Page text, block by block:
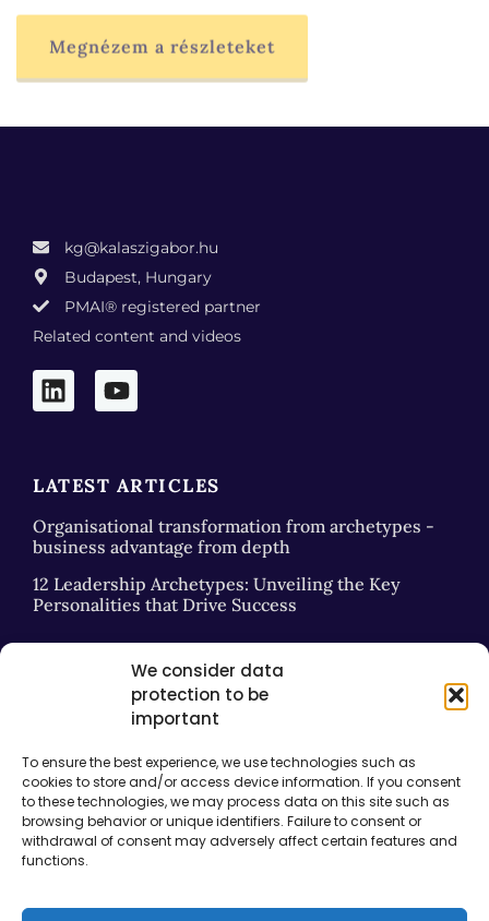
We consider data
protection to be
important
To ensure the best experience, we use technologies such as
cookies to store and/or access device information. If you consent
to these technologies, we may process data on this site such as
browsing behavior or unique identifiers. Failure to consent or
withdrawal of consent may adversely affect certain features and
functions.
kg@kalaszigabor.hu
Budapest, Hungary
PMAI® registered partner
Related content and videos
LATEST ARTICLES
Organisational transformation from archetypes -
business advantage from depth
12 Leadership Archetypes: Unveiling the Key
Personalities that Drive Success
USEFUL LINKS
Contact
Podia e-learning login
About me
Pearson-Marr Archetype Indicator®
assessment